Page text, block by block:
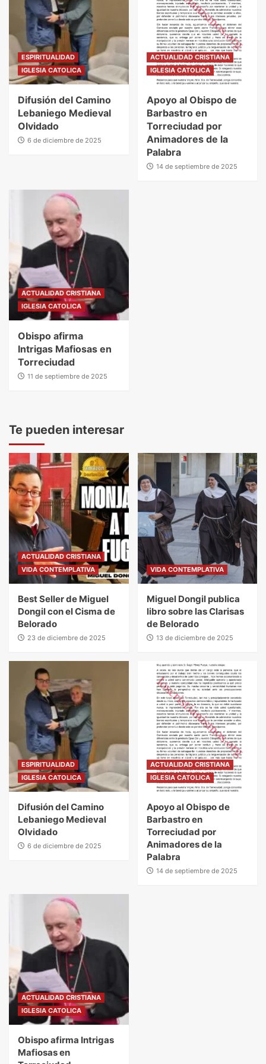
ESPIRITUALIDAD
IGLESIA CATOLICA
Difusión del Camino
Lebaniego Medieval
Olvidado
6 de diciembre de 2025
ACTUALIDAD CRISTIANA
IGLESIA CATOLICA
Apoyo al Obispo de
Barbastro en
Torreciudad por
Animadores de la
Palabra
14 de septiembre de 2025
ACTUALIDAD CRISTIANA
IGLESIA CATOLICA
Obispo afirma
Intrigas Mafiosas en
Torreciudad
11 de septiembre de 2025
Te pueden interesar
ACTUALIDAD CRISTIANA
VIDA CONTEMPLATIVA
Best Seller de Miguel
Dongil con el Cisma de
Belorado
23 de diciembre de 2025
VIDA CONTEMPLATIVA
Miguel Dongil publica
libro sobre las Clarisas
de Belorado
13 de diciembre de 2025
ESPIRITUALIDAD
IGLESIA CATOLICA
Difusión del Camino
Lebaniego Medieval
Olvidado
6 de diciembre de 2025
ACTUALIDAD CRISTIANA
IGLESIA CATOLICA
Apoyo al Obispo de
Barbastro en
Torreciudad por
Animadores de la
Palabra
14 de septiembre de 2025
ACTUALIDAD CRISTIANA
IGLESIA CATOLICA
Obispo afirma Intrigas
Mafiosas en